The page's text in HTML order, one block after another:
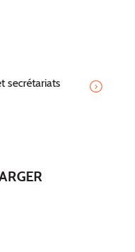
secrétariats